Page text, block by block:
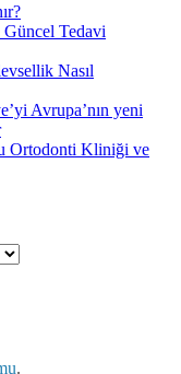
Güncel Tedavi
Nasıl
Avrupa’nın yeni
Ortodonti Kliniği ve
.